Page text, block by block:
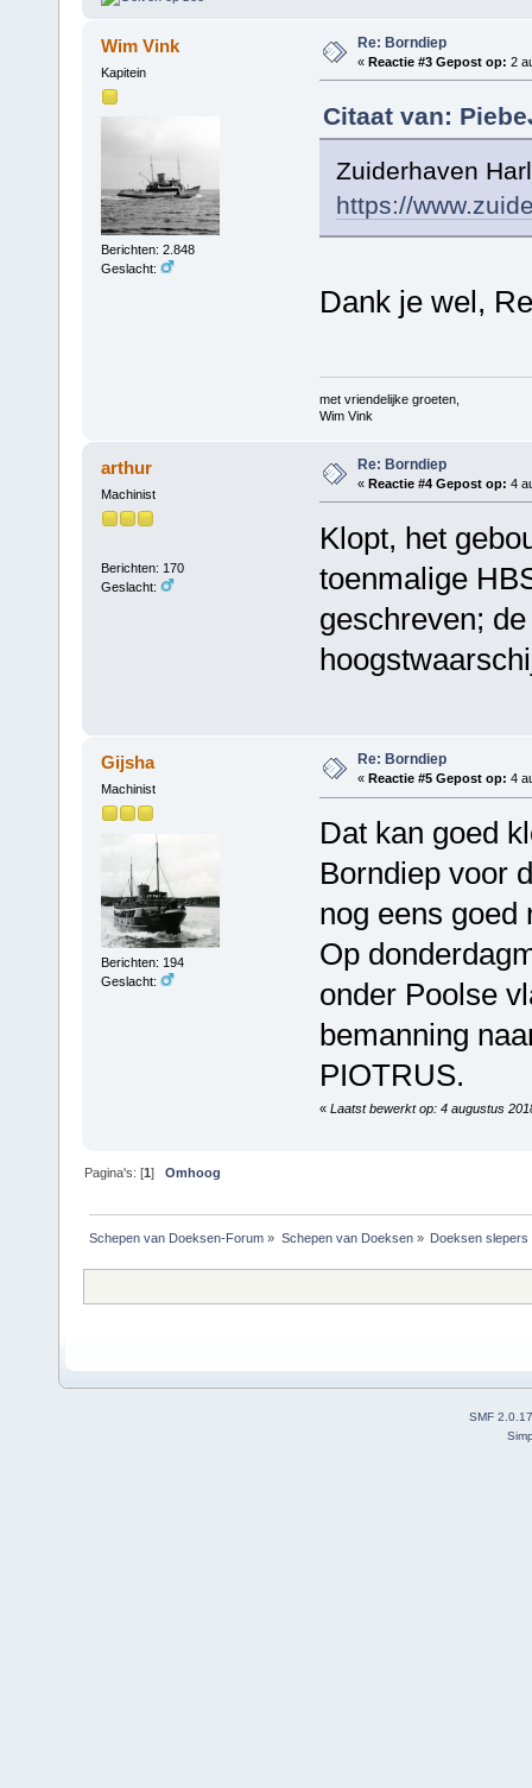
Wim Vink
Kapitein
Berichten: 2.848
Geslacht:
Re: Borndiep
« Reactie #3 Gepost op: 2
Citaat van:
Zuiderhaven
https://
Dank je wel,
met vriendelijke groeten,
Wim Vink
arthur
Machinist
Berichten: 170
Geslacht:
Re: Borndiep
« Reactie #4 Gepost op: 4
Klopt, het
toenmalige
geschreven;
Gijsha
Machinist
Berichten: 194
Geslacht:
Re: Borndiep
« Reactie #5 Gepost op: 4
Dat kan goed
Borndiep voor
nog eens goed
Op
onder Poolse
bemanning
PIOTRUS.
« Laatst bewerkt op: 4 augustus
Pagina's: [1]Omhoog
Schepen van Doeksen-Forum » Schepen van Doeksen» Doeksen slepers
SMF 2.0.17